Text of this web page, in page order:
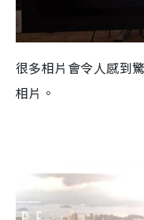
很多相片會令人感到
相片。